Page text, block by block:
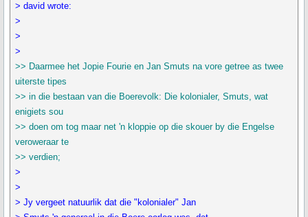
> david wrote:
>
>
>
>> Daarmee het Jopie Fourie en Jan Smuts na vore getree as twee
uiterste tipes
>> in die bestaan van die Boerevolk: Die kolonialer, Smuts, wat
enigiets sou
>> doen om tog maar net 'n kloppie op die skouer by die Engelse
veroweraar te
>> verdien;
>
>
> Jy vergeet natuurlik dat die "kolonialer" Jan